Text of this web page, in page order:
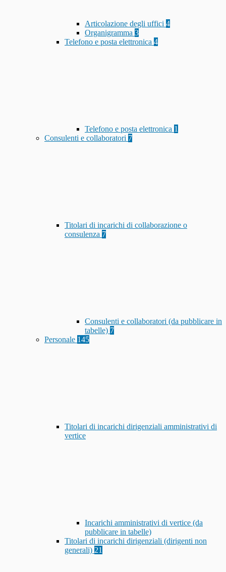
Articolazione degli uffici 4
Organigramma 3
Telefono e posta elettronica 4
Telefono e posta elettronica 1
Consulenti e collaboratori 7
Titolari di incarichi di collaborazione o
consulenza 7
Consulenti e collaboratori (da pubblicare in
tabelle) 7
Personale 145
Titolari di incarichi dirigenziali amministrativi di
vertice
Incarichi amministrativi di vertice (da
pubblicare in tabelle)
Titolari di incarichi dirigenziali (dirigenti non
generali) 21